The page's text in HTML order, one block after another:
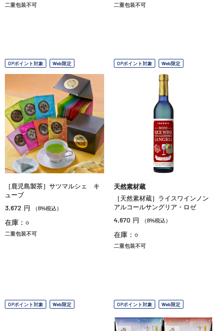
二重包装不可 二重包装不可
OPポイント対象 Web限定
［鹿児島製茶］サツマルシェ キ
ューブ
3,672 円 （8%税込）
在庫：○
二重包装不可
OPポイント対象 Web限定
天然素材蔵
［天然素材蔵］ライスワインノン
アルコールサングリア・ロゼ
4,670 円 （8%税込）
在庫：○
二重包装不可
OPポイント対象 Web限定 OPポイント対象 Web限定